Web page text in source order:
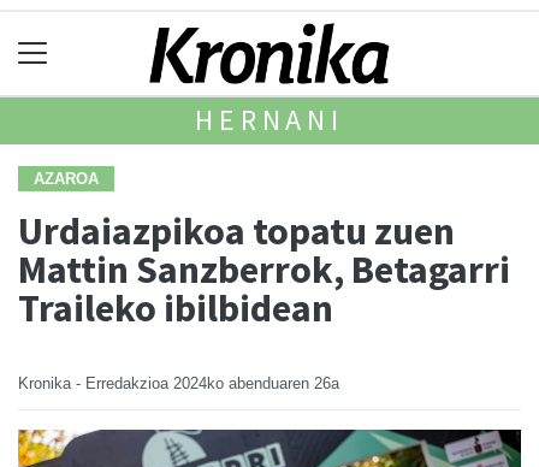
HERNANI
AZAROA
Urdaiazpikoa topatu zuen
Mattin Sanzberrok, Betagarri
Traileko ibilbidean
Kronika - Erredakzioa 2024ko abenduaren 26a